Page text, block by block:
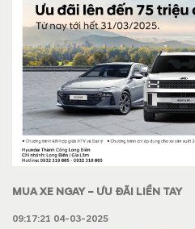
MUA XE NGAY – ƯU ĐÃI LIỀN TAY
09:17:21 04-03-2025